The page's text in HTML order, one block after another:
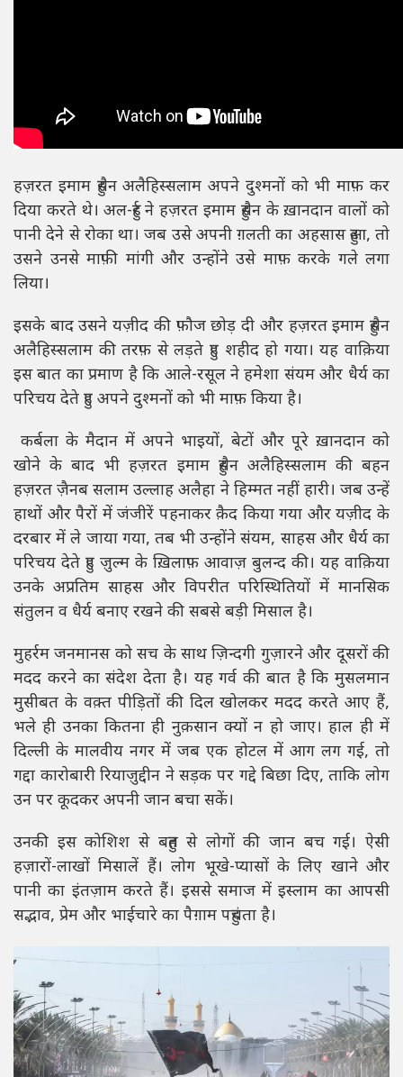
हज़रत इमाम हुसैन अलैहिस्सलाम अपने दुश्मनों को भी माफ़ कर
दिया करते थे। अल-हुर्र ने हज़रत इमाम हुसैन के ख़ानदान वालों को
पानी देने से रोका था। जब उसे अपनी ग़लती का अहसास हुआ, तो
उसने उनसे माफ़ी मांगी और उन्होंने उसे माफ़ करके गले लगा
लिया।
इसके बाद उसने यज़ीद की फ़ौज छोड़ दी और हज़रत इमाम हुसैन
अलैहिस्सलाम की तरफ़ से लड़ते हुए शहीद हो गया। यह वाक़िया
इस बात का प्रमाण है कि आले-रसूल ने हमेशा संयम और धैर्य का
परिचय देते हुए अपने दुश्मनों को भी माफ़ किया है।
कर्बला के मैदान में अपने भाइयों, बेटों और पूरे ख़ानदान को
खोने के बाद भी हज़रत इमाम हुसैन अलैहिस्सलाम की बहन
हज़रत ज़ैनब सलाम उल्लाह अलैहा ने हिम्मत नहीं हारी। जब उन्हें
हाथों और पैरों में जंजीरें पहनाकर क़ैद किया गया और यज़ीद के
दरबार में ले जाया गया, तब भी उन्होंने संयम, साहस और धैर्य का
परिचय देते हुए ज़ुल्म के ख़िलाफ़ आवाज़ बुलन्द की। यह वाक़िया
उनके अप्रतिम साहस और विपरीत परिस्थितियों में मानसिक
संतुलन व धैर्य बनाए रखने की सबसे बड़ी मिसाल है।
मुहर्रम जनमानस को सच के साथ ज़िन्दगी गुज़ारने और दूसरों की
मदद करने का संदेश देता है। यह गर्व की बात है कि मुसलमान
मुसीबत के वक़्त पीड़ितों की दिल खोलकर मदद करते आए हैं,
भले ही उनका कितना ही नुक़सान क्यों न हो जाए। हाल ही में
दिल्ली के मालवीय नगर में जब एक होटल में आग लग गई, तो
गद्दा कारोबारी रियाज़ुद्दीन ने सड़क पर गद्दे बिछा दिए, ताकि लोग
उन पर कूदकर अपनी जान बचा सकें।
उनकी इस कोशिश से बहुत से लोगों की जान बच गई। ऐसी
हज़ारों-लाखों मिसालें हैं। लोग भूखे-प्यासों के लिए खाने और
पानी का इंतज़ाम करते हैं। इससे समाज में इस्लाम का आपसी
सद्भाव, प्रेम और भाईचारे का पैग़ाम पहुंचता है।